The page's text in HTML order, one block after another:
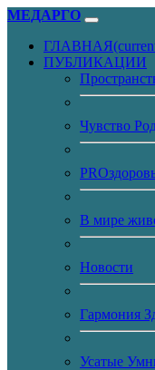
МЕДАРГО
ГЛАВНАЯ
ПУБЛИКАЦИИ
Чувство
В мире
Новости
Гармония
Усатые